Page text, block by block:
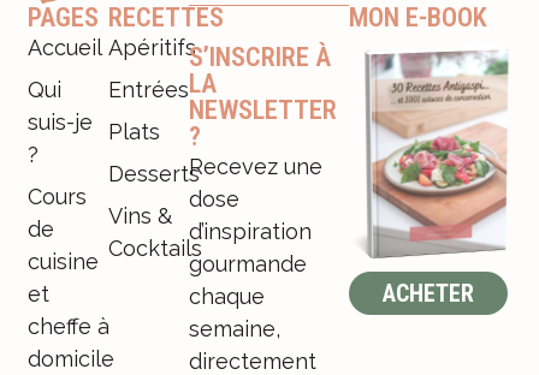
PAGES
Accueil
Qui
suis-je
?
Cours
de
cuisine
et
cheffe à
domicile
RECETTES
Apéritifs
Entrées
Plats
Desserts
Vins &
Cocktails
S’INSCRIRE À
LA
NEWSLETTER
?
Recevez une
dose
d’inspiration
gourmande
chaque
semaine,
directement
MON E-BOOK
ACHETER